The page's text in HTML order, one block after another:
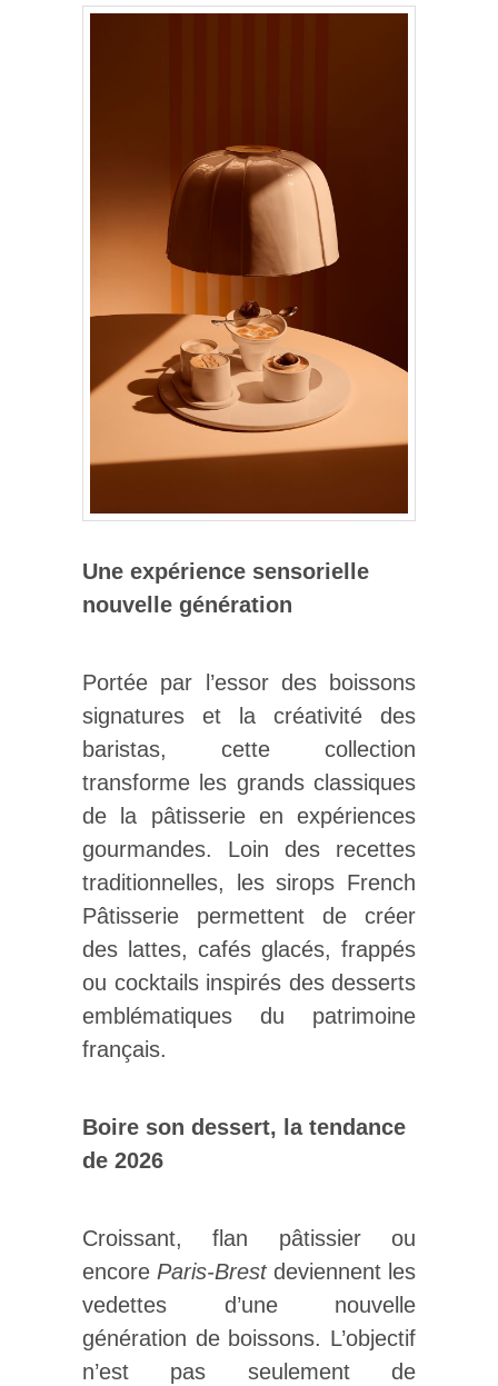
Une expérience sensorielle
nouvelle génération
Portée par l’essor des boissons
signatures et la créativité des
baristas, cette collection
transforme les grands classiques
de la pâtisserie en expériences
gourmandes. Loin des recettes
traditionnelles, les sirops French
Pâtisserie permettent de créer
des lattes, cafés glacés, frappés
ou cocktails inspirés des desserts
emblématiques du patrimoine
français.
Boire son dessert, la tendance
de 2026
Croissant, flan pâtissier ou
encore Paris-Brestdeviennent les
vedettes d’une nouvelle
génération de boissons. L’objectif
n’est pas seulement de